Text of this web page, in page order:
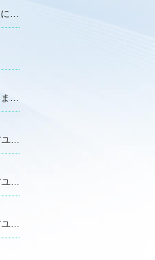
河川愛護月間「河川一斉清掃」に参加しました!!
労働災害防止安全大会を開催しました！
高知アユだより (8) ～ 鏡川でアユの遡上調査を行いました（2026年3月14日）
高知アユだより (7) ～ 鏡川でアユの遡上調査を行いました（2026年2月28日）
高知アユだより (6) ～ 鏡川でアユの遡上調査を行いました（2026年2月14日）